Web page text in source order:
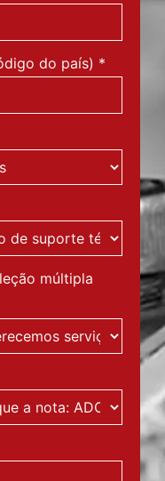
do país) *
múltipla